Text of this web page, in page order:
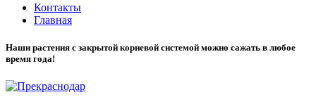
Контакты
Главная
Наши растения с закрытой корневой системой можно сажать в любое
время года!